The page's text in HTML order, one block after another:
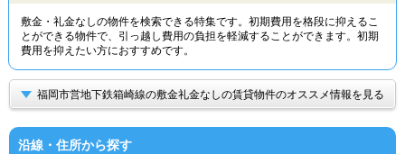
TOP
敷金・礼金なしの物件を検索できる特集です。初期費用を格段に抑えるこ
とができる物件で、引っ越し費用の負担を軽減することができます。初期
費用を抑えたい方におすすめです。
福岡市営地下鉄箱崎線の敷金礼金なしの賃貸物件のオススメ情報を見る
沿線・住所から探す